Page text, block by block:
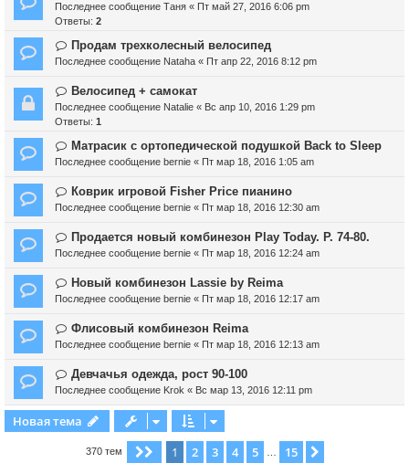
Последнее сообщение Таня « Пт май 27, 2016 6:06 pm
Ответы: 2
Продам трехколесный велосипед
Последнее сообщение Nataha « Пт апр 22, 2016 8:12 pm
Велосипед + самокат
Последнее сообщение Natalie « Вс апр 10, 2016 1:29 pm
Ответы: 1
Матрасик с ортопедической подушкой Back to Sleep
Последнее сообщение bernie « Пт мар 18, 2016 1:05 am
Коврик игровой Fisher Price пианино
Последнее сообщение bernie « Пт мар 18, 2016 12:30 am
Продается новый комбинезон Play Today. Р. 74-80.
Последнее сообщение bernie « Пт мар 18, 2016 12:24 am
Новый комбинезон Lassie by Reima
Последнее сообщение bernie « Пт мар 18, 2016 12:17 am
Флисовый комбинезон Reima
Последнее сообщение bernie « Пт мар 18, 2016 12:13 am
Девчачья одежда, рост 90-100
Последнее сообщение Krok « Вс мар 13, 2016 12:11 pm
Новая тема
370 тем Страница из 15
1 2 3 4 5 15